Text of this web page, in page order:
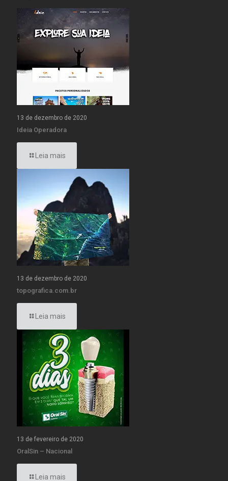
13 de dezembro de 2020
Ideia Operadora
Leia mais
13 de dezembro de 2020
topografica.com.br
Leia mais
13 de fevereiro de 2020
OralSin – Nacional
Leia mais